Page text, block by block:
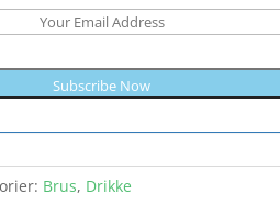
Subscribe Now
Brus, Drikke